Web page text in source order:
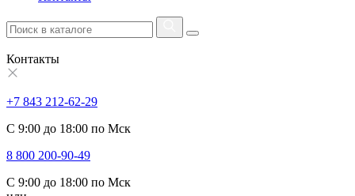
Контакты
+7 843 212-62-29
С 9:00 до 18:00 по Мск
8 800 200-90-49
С 9:00 до 18:00 по Мск